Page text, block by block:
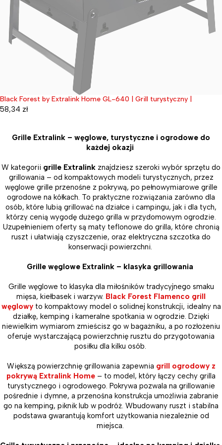
Wyprzedane
Black Forest by Extralink Home GL-640 | Grill turystyczny |
58,34 zł
Grille Extralink – węglowe, turystyczne i ogrodowe do
każdej okazji
W kategorii grille Extralink znajdziesz szeroki wybór sprzętu do
grillowania – od kompaktowych modeli turystycznych, przez
węglowe grille przenośne z pokrywą, po pełnowymiarowe grille
ogrodowe na kółkach. To praktyczne rozwiązania zarówno dla
osób, które lubią grillować na działce i campingu, jak i dla tych,
którzy cenią wygodę dużego grilla w przydomowym ogrodzie.
Uzupełnieniem oferty są maty teflonowe do grilla, które chronią
ruszt i ułatwiają czyszczenie, oraz elektryczna szczotka do
konserwacji powierzchni.
Grille węglowe Extralink – klasyka grillowania
Grille węglowe to klasyka dla miłośników tradycyjnego smaku
mięsa, kiełbasek i warzyw. Black Forest Flamenco grill
węglowyto kompaktowy model o solidnej konstrukcji, idealny na
działkę, kemping i kameralne spotkania w ogrodzie. Dzięki
niewielkim wymiarom zmieścisz go w bagażniku, a po rozłożeniu
oferuje wystarczającą powierzchnię rusztu do przygotowania
posiłku dla kilku osób.
Większą powierzchnię grillowania zapewnia grill ogrodowy z
pokrywą Extralink Home – to model, który łączy cechy grilla
turystycznego i ogrodowego. Pokrywa pozwala na grillowanie
pośrednie i dymne, a przenośna konstrukcja umożliwia zabranie
go na kemping, piknik lub w podróż. Wbudowany ruszt i stabilna
podstawa gwarantują komfort użytkowania niezależnie od
miejsca.